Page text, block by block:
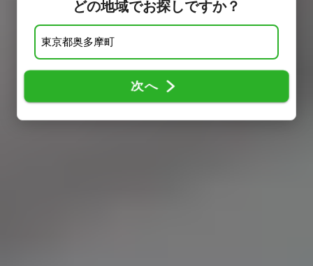
どの地域でお探しですか？
次へ